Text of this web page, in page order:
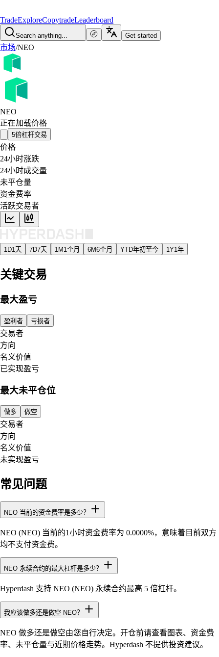
TradeExploreCopytradeLeaderboard
Search anything... Get started
市场/NEO
NEO
正在加载价格
5倍杠杆交易
价格
24小时涨跌
24小时成交量
未平仓量
资金费率
活跃交易者
1D1天 7D7天 1M 1个月 6M6个月 YTD年初至今 1Y1年
关键交易
最大盈亏
盈利者 亏损者
交易者
方向
名义价值
已实现盈亏
最大未平仓位
做多 做空
交易者
方向
名义价值
未实现盈亏
常见问题
NEO 当前的资金费率是多少？
NEO (NEO) 当前的1小时资金费率为 0.0000%，意味着目前双方
均不支付资金费。
NEO 永续合约的最大杠杆是多少？
Hyperdash 支持 NEO (NEO) 永续合约最高 5 倍杠杆。
我应该做多还是做空 NEO？
NEO 做多还是做空由您自行决定。开仓前请查看图表、资金费
率、未平仓量与近期价格走势。Hyperdash 不提供投资建议。